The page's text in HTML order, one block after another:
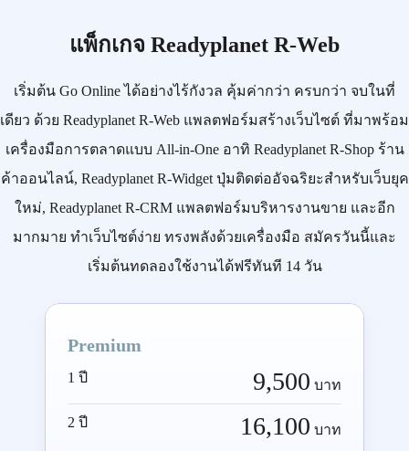
แพ็กเกจ Readyplanet R-Web
เริ่มต้น Go Onlineได้อย่างไร้กังวล คุ้มค่ากว่า ครบกว่า จบในที่
เดียว ด้วย Readyplanet R-Web แพลตฟอร์มสร้างเว็บไซต์ ที่มาพร้อม
เครื่องมือการตลาดแบบ All-in-Oneอาทิ Readyplanet R-Shopร้าน
ค้าออนไลน์, Readyplanet R-Widgetปุ่มติดต่ออัจฉริยะสำหรับเว็บยุค
ใหม่, Readyplanet R-CRMแพลตฟอร์มบริหารงานขาย และอีก
มากมาย ทำเว็บไซต์ง่าย ทรงพลังด้วยเครื่องมือ สมัครวันนี้และ
เริ่มต้นทดลองใช้งานได้ฟรีทันที 14 วัน
Premium
1 ปี 9,500 บาท
2 ปี 16,100 บาท